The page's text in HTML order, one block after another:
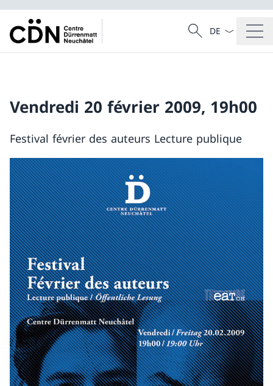
Cercare
Ricerca
Dal menu a
Vendredi 20 février 2009, 19h00
Festival février des auteurs Lecture publique